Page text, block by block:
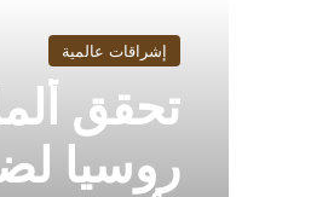
إشراقات عالمية
تحقق
روسيا